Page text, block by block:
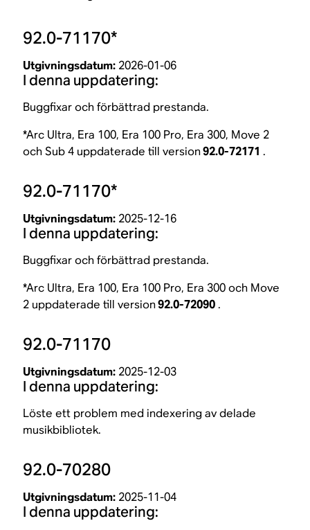
92.0-71170*
Utgivningsdatum: 2026-01-06
I denna uppdatering:
Buggfixar och förbättrad prestanda.
*Arc Ultra, Era 100, Era 100 Pro, Era 300, Move 2
och Sub 4 uppdaterade till version92.0-72171 .
92.0-71170*
Utgivningsdatum: 2025-12-16
I denna uppdatering:
Buggfixar och förbättrad prestanda.
*Arc Ultra, Era 100, Era 100 Pro, Era 300 och Move
2 uppdaterade till version92.0-72090.
92.0-71170
Utgivningsdatum: 2025-12-03
I denna uppdatering:
Löste ett problem med indexering av delade
musikbibliotek.
92.0-70280
Utgivningsdatum: 2025-11-04
I denna uppdatering: